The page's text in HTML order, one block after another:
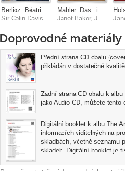
Doprovodné materiály
Přední strana CD obalu
přikládán v dostatečné
Zadní strana CD obalu k
jako Audio CD, můžete tento
Digitální booklet k albu The
informacích viditelných na
skladbách, včetně seznamu
skladeb. Digitální booklet je